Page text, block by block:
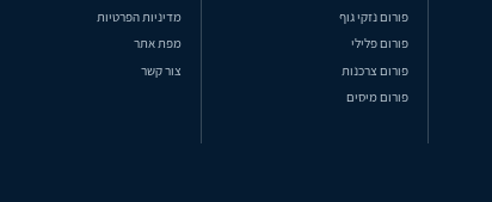
פורום נזקי גוף
פורום פלילי
פורום צרכנות
פורום מיסים
מדיניות הפרטיות
מפת אתר
צור קשר